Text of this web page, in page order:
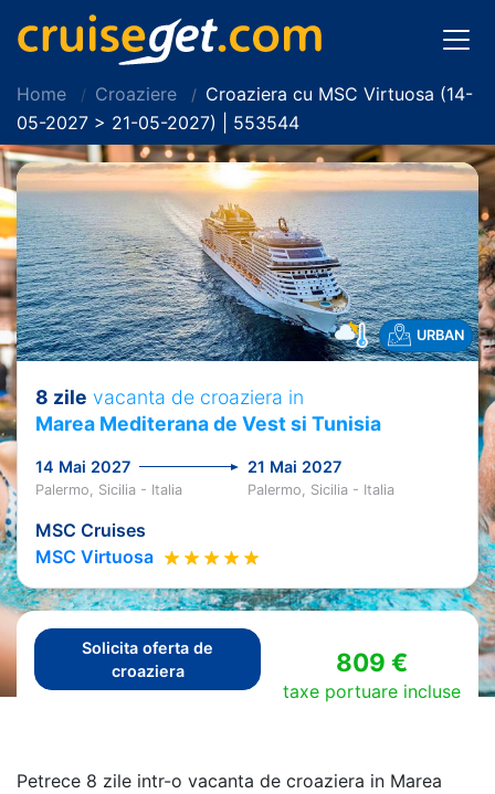
Home Croaziere
Croaziera cu MSC Virtuosa (14-
05-2027 > 21-05-2027) | 553544
URBAN
8 zile vacanta de croaziera in
Marea Mediterana de Vest si Tunisia
14 Mai 2027 21 Mai 2027
Palermo, Sicilia - Italia Palermo, Sicilia - Italia
MSC Cruises
MSC Virtuosa
Solicita oferta de
croaziera
809 €
taxe portuare incluse
Petrece 8 zile intr-o vacanta de croaziera in Marea